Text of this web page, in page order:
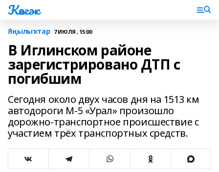
Көнгәк
Яңылыҡтар 7 ИЮЛЯ , 15:00
В Иглинском районе
зарегистрировано ДТП с
погибшим
Сегодня около двух часов дня на 1513 км
автодороги М-5 «Урал» произошло
дорожно-транспортное происшествие с
участием трёх транспортных средств.